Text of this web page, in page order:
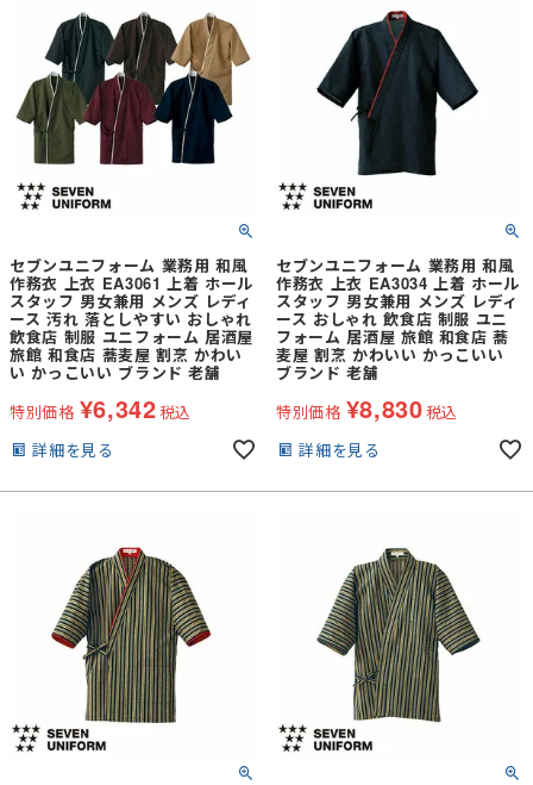
している、ポリエステル65％・綿35％
のオリジナル素材であるデニム生地。
その風合いは、デニム素材でありなが
ら、薄手で着心地は軽やか。生デニム
の様な濃色で、素材の特性から通常の
綿100％デニムと違い、ほぼ色落ちは
しません。そのため、いつまでもクリ
ーンな印象を保つことが出来、ホスピ
タリティのあるユニフォームとして最
適な素材です。
ームとして最適です。
セブンユニフォーム 業務用 和風
作務衣 上衣 EA3061 上着 ホール
スタッフ 男女兼用 メンズ レディ
ース 汚れ 落としやすい おしゃれ
飲食店 制服 ユニフォーム 居酒屋
旅館 和食店 蕎麦屋 割烹 かわい
い かっこいい ブランド 老舗
特別価格 ¥6,342税込
詳細を見る
セブンユニフォーム 業務用 和風
作務衣 上衣 EA3034 上着 ホール
スタッフ 男女兼用 メンズ レディ
ース おしゃれ 飲食店 制服 ユニ
フォーム 居酒屋 旅館 和食店 蕎
麦屋 割烹 かわいい かっこいい
ブランド 老舗
特別価格 ¥8,830税込
詳細を見る